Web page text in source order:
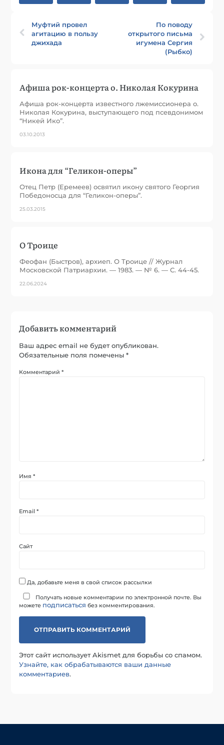
Муфтий провел
агитацию в пользу
джихада
По поводу
открытого письма
игумена Сергия
(Рыбко)
Афиша рок-концерта о. Николая Кокурина
Афиша рок-концерта известного лжемиссионера о.
Николая Кокурина, выступающего под псевдонимом
“Никей Ико”.
03.10.2013
Икона для “Геликон-оперы”
Отец Петр (Еремеев) освятил икону святого Георгия
Победоносца для “Геликон-оперы”.
25.03.2015
О Троице
Феофан (Быстров), архиеп. О Троице // Журнал
Московской Патриархии. — 1983. — № 6. — С. 44-45.
22.06.2024
Добавить комментарий
Ваш адрес email не будет опубликован.
Обязательные поля помечены*
Комментарий*
Имя*
Email*
Сайт
Да, добавьте меня в свой список рассылки
Получать новые комментарии по электронной почте. Вы
можете подписаться без комментирования.
Этот сайт использует Akismet для борьбы со спамом.
Узнайте, как обрабатываются ваши данные
комментариев.